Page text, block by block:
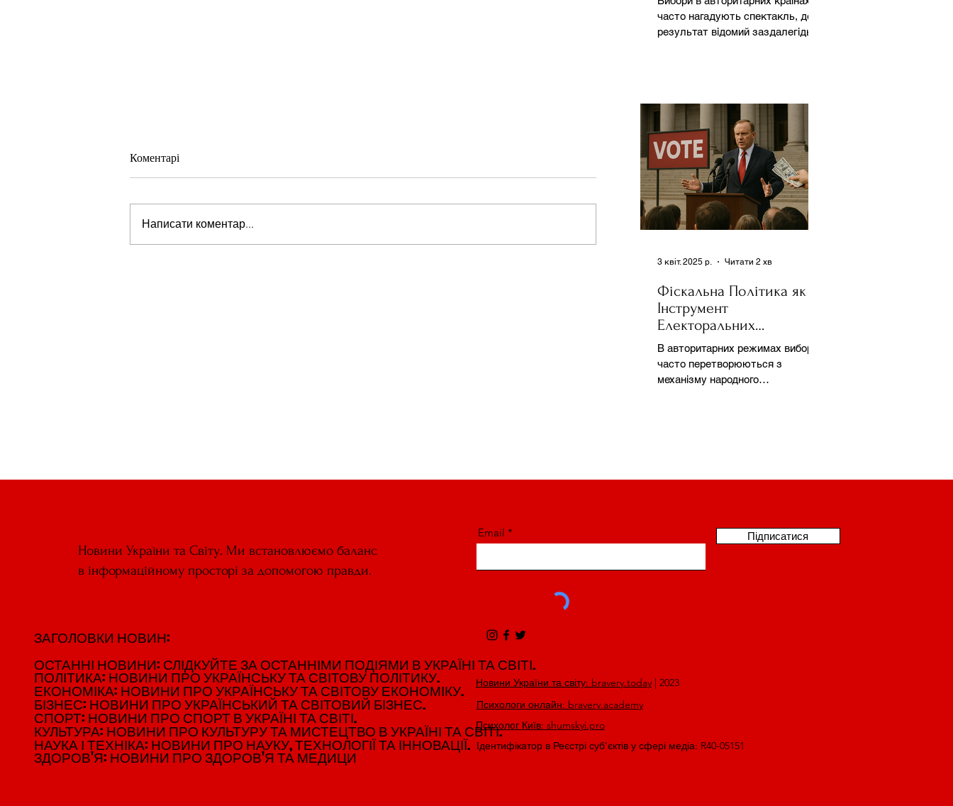
Коментарі
Написати коментар...
Автократіях
часто нагадують спектакль, де
результат відомий заздалегідь.
Фіскальна Політика як
Інструмент
Електоральних
Маніпуляцій в
Автократіях
В авторитарних режимах вибори
часто перетворюються з
механізму народного
3 квіт. 2025 р. Читати 2 хв
Новини України та Світу. Ми встановлюємо баланс
в інформаційному просторі за допомогою правди.
ЗАГОЛОВКИ НОВИН:
ОСТАННІ НОВИНИ: СЛІДКУЙТЕ ЗА ОСТАННІМИ ПОДІЯМИ В УКРАЇНІ ТА СВІТІ.
ПОЛІТИКА: НОВИНИ ПРО УКРАЇНСЬКУ ТА СВІТОВУ ПОЛІТИКУ.
ЕКОНОМІКА: НОВИНИ ПРО УКРАЇНСЬКУ ТА СВІТОВУ ЕКОНОМІКУ.
БІЗНЕС: НОВИНИ ПРО УКРАЇНСЬКИЙ ТА СВІТОВИЙ БІЗНЕС.
СПОРТ: НОВИНИ ПРО СПОРТ В УКРАЇНІ ТА СВІТІ.
КУЛЬТУРА: НОВИНИ ПРО КУЛЬТУРУ ТА МИСТЕЦТВО В УКРАЇНІ ТА СВІТІ.
НАУКА І ТЕХНІКА: НОВИНИ ПРО НАУКУ, ТЕХНОЛОГІЇ ТА ІННОВАЦІЇ.
ЗДОРОВ'Я: НОВИНИ ПРО ЗДОРОВ'Я ТА МЕДИЦИ
ЗАГОЛОВКИ НОВИН:
ОСТАННІ НОВИНИ: СЛІДКУЙТЕ ЗА ОСТАННІМИ ПОДІЯМИ В УКРАЇНІ ТА СВІТІ.
ПОЛІТИКА: НОВИНИ ПРО УКРАЇНСЬКУ ТА СВІТОВУ ПОЛІТИКУ.
ЕКОНОМІКА: НОВИНИ ПРО УКРАЇНСЬКУ ТА СВІТОВУ ЕКОНОМІКУ.
БІЗНЕС: НОВИНИ ПРО УКРАЇНСЬКИЙ ТА СВІТОВИЙ БІЗНЕС.
СПОРТ: НОВИНИ ПРО СПОРТ В УКРАЇНІ ТА СВІТІ.
КУЛЬТУРА: НОВИНИ ПРО КУЛЬТУРУ ТА МИСТЕЦТВО В УКРАЇНІ ТА СВІТІ.
НАУКА І ТЕХНІКА: НОВИНИ ПРО НАУКУ, ТЕХНОЛОГІЇ ТА ІННОВАЦІЇ.
ЗДОРОВ'Я: НОВИНИ ПРО ЗДОРОВ'Я ТА МЕДИЦИ
Email Підписатися
Новини України та світу: bravery.today| 2023
Психологи онлайн: bravery.academy
Психолог Київ: shumskyi.pro
Ідентифікатор в Реєстрі суб’єктів у сфері медіа: R40-05151